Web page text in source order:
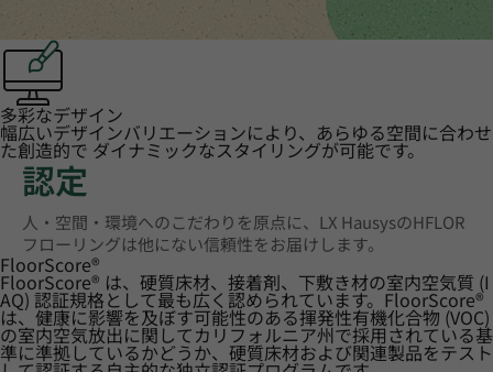
多彩なデザイン
幅広いデザインバリエーションにより、あらゆる空間に合わせ
た創造的で ダイナミックなスタイリングが可能です。
認定
人・空間・環境へのこだわりを原点に、LX HausysのHFLOR
フローリングは他にない信頼性をお届けします。
FloorScore®
FloorScore® は、硬質床材、接着剤、下敷き材の室内空気質 (I
AQ) 認証規格として最も広く認められています。FloorScore®
は、健康に影響を及ぼす可能性のある揮発性有機化合物 (VOC)
の室内空気放出に関してカリフォルニア州で採用されている基
準に準拠しているかどうか、硬質床材および関連製品をテスト